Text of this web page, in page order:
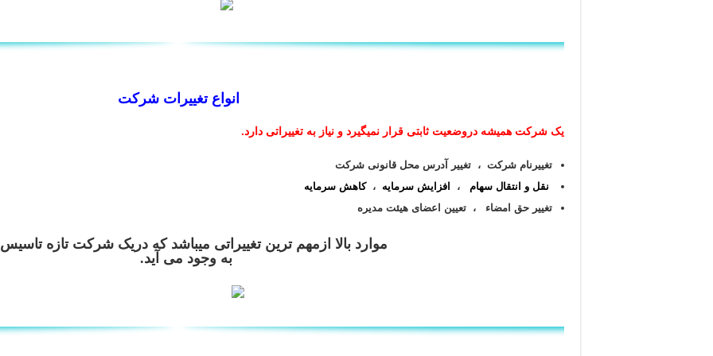
انواع تغییرات شرکت
یک شرکت همیشه دروضعیت ثابتی قرار نمیگیرد و نیاز به تغییراتی دارد.
تغییرنام شرکت ، تغییر آدرس محل قانونی شرکت
نقل و انتقال سهام ، افزایش سرمایه ،کاهش سرمایه
تغییر حق امضاء ، تعیین اعضای هیئت مدیره
موارد بالا ازمهم ترین تغییراتی میباشد که دریک شرکت تازه
به وجود می آید.